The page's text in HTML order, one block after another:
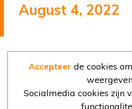
August 4, 2022
Accepteer de cookies
Socialmedia cookies zijn